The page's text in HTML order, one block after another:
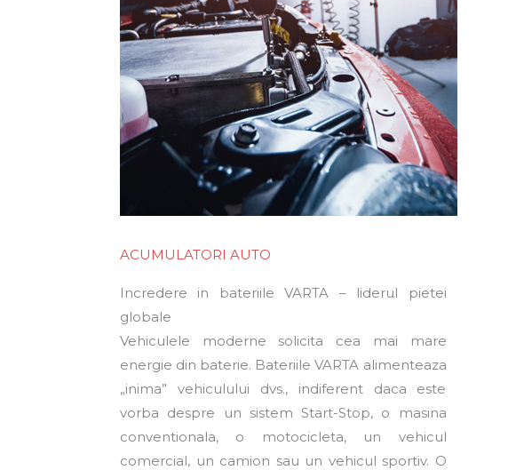
ACUMULATORI AUTO
Incredere in bateriile VARTA – liderul pietei
globale
Vehiculele moderne solicita cea mai mare
energie din baterie. Bateriile VARTA alimenteaza
„inima” vehiculului dvs., indiferent daca este
vorba despre un sistem Start-Stop, o masina
conventionala, o motocicleta, un vehicul
comercial, un camion sau un vehicul sportiv. O